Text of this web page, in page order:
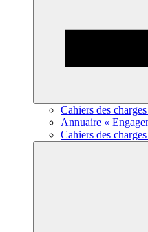
Cahiers des
Annuaire «
Cahiers des